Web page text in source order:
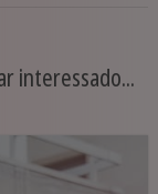
interessado...